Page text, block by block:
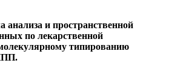
анализа и пространственной
по лекарственной
типированию